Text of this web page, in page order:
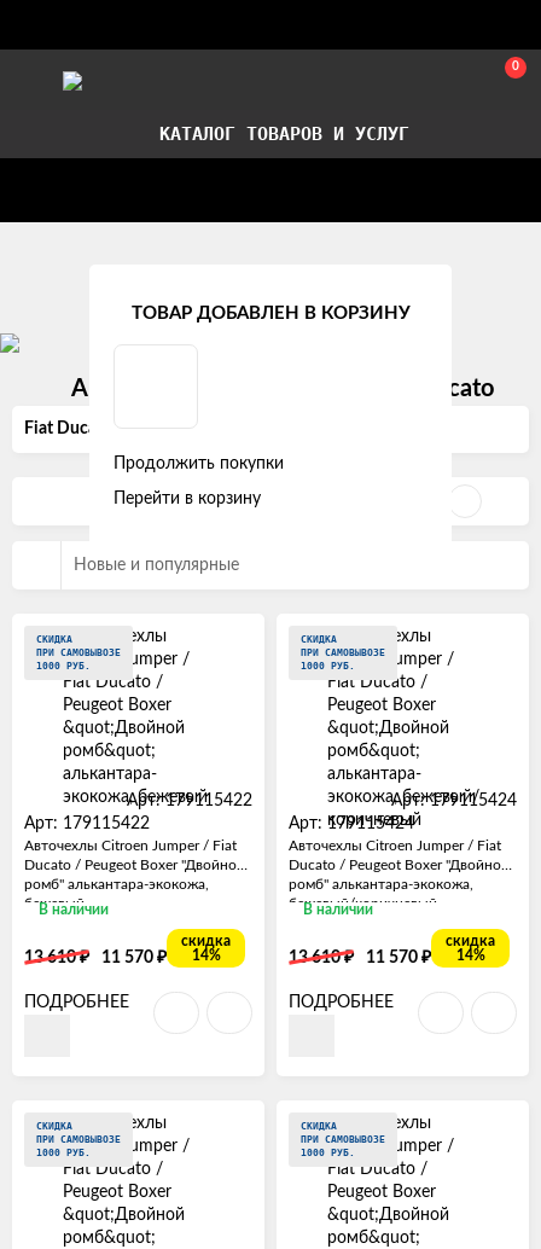
0
КАТАЛОГ ТОВАРОВ И УСЛУГ
Автомобильные чехлы на Fiat Ducato
Fiat Ducato III (2006 - 2020)
Фильтр
Новые и популярные
СКИДКА
ПРИ САМОВЫВОЗЕ
1000 РУБ.
Арт: 179115422
Арт: 179115422
Авточехлы Citroen Jumper / Fiat
Ducato / Peugeot Boxer "Двойной
ромб" алькантара-экокожа,
бежевый
В наличии
13 610₽ 11 570 ₽
скидка
14%
ПОДРОБНЕЕ
СКИДКА
ПРИ САМОВЫВОЗЕ
1000 РУБ.
Арт: 179115424
Арт: 179115424
Авточехлы Citroen Jumper / Fiat
Ducato / Peugeot Boxer "Двойной
ромб" алькантара-экокожа,
бежевый/коричневый
В наличии
13 610₽ 11 570 ₽
скидка
14%
ПОДРОБНЕЕ
СКИДКА
ПРИ САМОВЫВОЗЕ
1000 РУБ.
СКИДКА
ПРИ САМОВЫВОЗЕ
1000 РУБ.
ТОВАР ДОБАВЛЕН В КОРЗИНУ
Продолжить покупки
Перейти в корзину